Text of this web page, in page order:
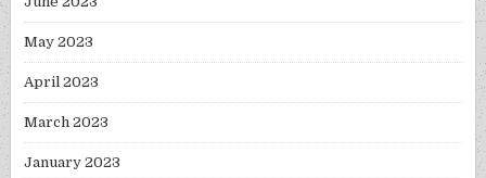
May 2023
April 2023
March 2023
January 2023